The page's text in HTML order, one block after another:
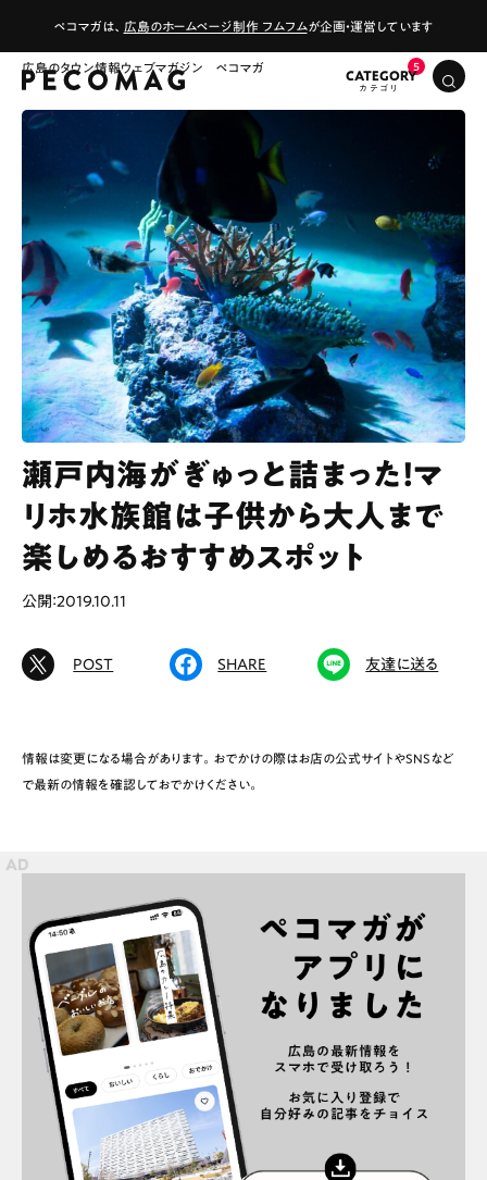
ペコマガは、 広島のホームページ制作 フムフムが企画・運営しています
広島のタウン情報ウェブマガジン ペコマガ
CATEGORY
# カフェ
# 中区 # テイクアウト
# コーヒー
# 宮島
Special Life
ペコマガとは 運営会社
スポット情報 広告掲載について
プライバシーポリシー インフォマティブデータポリシー
お問合せ
瀬戸内海がぎゅっと詰まった！マ
リホ水族館は子供から大人まで
楽しめるおすすめスポット
公開：2019.10.11
POST SHARE 友達に送る
情報は変更になる場合があります。おでかけの際はお店の公式サイトやSNSなど
で最新の情報を確認しておでかけください。